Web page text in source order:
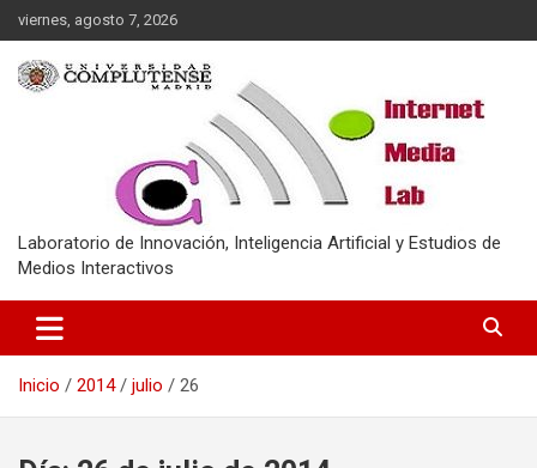
Saltar
al
contenido
viernes, agosto 7, 2026
Laboratorio de Innovación, Inteligencia Artificial y Estudios de
Medios Interactivos
Inicio 2014 julio 26